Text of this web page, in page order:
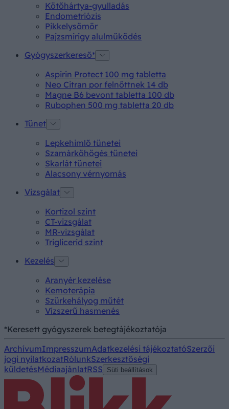
Kötőhártya-gyulladás
Endometriózis
Pikkelysömör
Pajzsmirigy alulműködés
Gyógyszerkereső*
Aspirin Protect 100 mg tabletta
Neo Citran por felnőttnek 14 db
Magne B6 bevont tabletta 100 db
Rubophen 500 mg tabletta 20 db
Tünet
Lepkehimlő tünetei
Szamárköhögés tünetei
Skarlát tünetei
Alacsony vérnyomás
Vizsgálat
Kortizol szint
CT-vizsgálat
MR-vizsgálat
Triglicerid szint
Kezelés
Aranyér kezelése
Kemoterápia
Szürkehályog műtét
Vízszerű hasmenés
*Keresett gyógyszerek betegtájékoztatója
ArchívumImpresszumAdatkezelési tájékoztatóSzerzői
jogi nyilatkozatRólunkSzerkesztőségi
küldetésMédiaajánlatRSS Süti beállítások